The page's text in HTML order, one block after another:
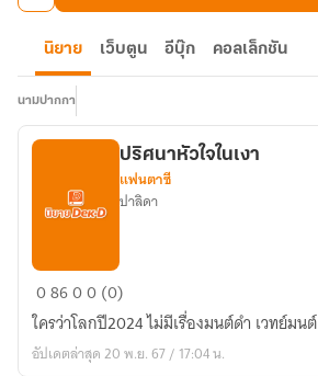
นิยาย เว็บตูน อีบุ๊ก คอลเล็กชัน
นามปากกา
ปริศนา
หัวใจ
ใน
เงา
ปริศนาหัวใจในเงา
แฟนตาซี
ปาลิดา
08600 (0)
ใครว่าโลกปี2024 ไม่มีเรื่องมนต์ดำ เวทย์มนต์
อัปเดตล่าสุด 20 พ.ย. 67 / 17:04 น.